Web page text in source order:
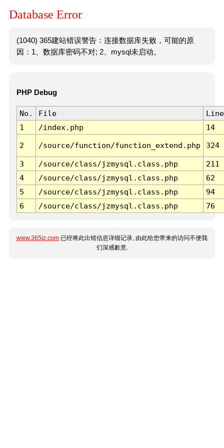
Database Error
(1040) 365建站错误警告：连接数据库失败，可能的原
因：1、数据库密码不对; 2、mysql未启动。
PHP Debug
No. File
Line
1
/index.php 14
2 /source/function/function_extend.php 324
3 /source/class/jzmysql.class.php
211
4
/source/class/jzmysql.class.php
62
5
/source/class/jzmysql.class.php
94
6
/source/class/jzmysql.class.php 76
www.365jz.com 已经将此出错信息详细记录, 由此给您带来的访问不便我
们深感歉意.